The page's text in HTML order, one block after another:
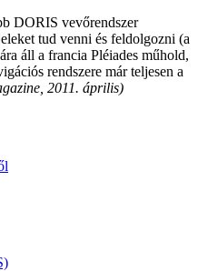
DORIS vevőrendszer
tud venni és feldolgozni (a
áll a francia Pléiades műhold,
rendszere már teljesen a
2011. április)